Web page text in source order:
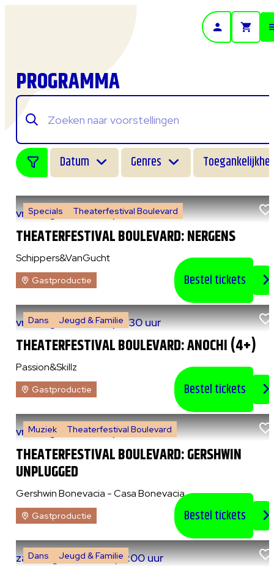
PROGRAMMA
Datum Genres
THEATERFESTIVAL BOULEVARD: NERGENS
Specials Theaterfestival Boulevard
vr 7 augustus 2026|14:00 uur
Schippers&VanGucht
Gastproductie Bestel tickets
THEATERFESTIVAL BOULEVARD: ANOCHI (4+)
Dans Jeugd & Familie
vr 7 augustus 2026|14:30 uur
Passion&Skillz
Gastproductie Bestel tickets
THEATERFESTIVAL BOULEVARD: GERSHWIN
UNPLUGGED
Muziek Theaterfestival Boulevard
vr 7 augustus 2026|20:30 uur
Gershwin Bonevacia - Casa Bonevacia
Gastproductie Bestel tickets
Dans Jeugd & Familie
za 8 augustus 2026|13:00 uur